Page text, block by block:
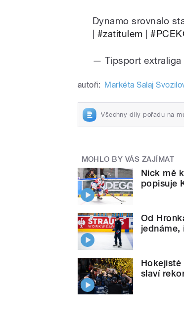
Dynamo srovnalo
#zatitulem |
— Tipsport extraliga
autoři: Markéta Salaj
Všechny díly pořadu na
MOHLO BY VÁS ZAJÍMAT
Nick mě
popisuje
Od
jednáme,
slaví